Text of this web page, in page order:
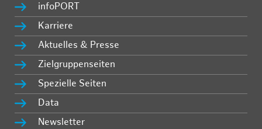
infoPORT
Karriere
Aktuelles & Presse
Zielgruppenseiten
Spezielle Seiten
Data
Newsletter